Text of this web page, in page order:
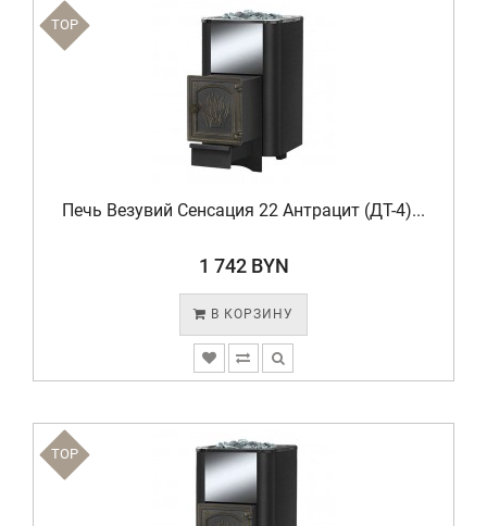
TOP
Печь Везувий Сенсация 22 Антрацит (ДТ-4)...
1 742 BYN
В КОРЗИНУ
TOP